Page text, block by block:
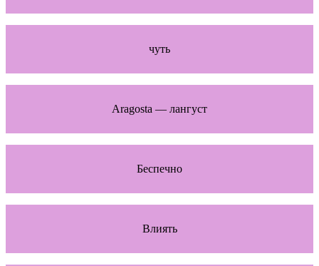
чуть
Aragosta — лангуст
Беспечно
Влиять